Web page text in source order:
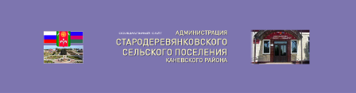
содержимому